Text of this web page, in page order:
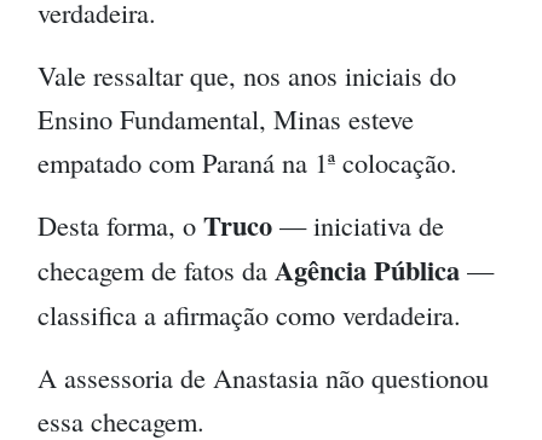
verdadeira.
Vale ressaltar que, nos anos iniciais do
Ensino Fundamental, Minas esteve
empatado com Paraná na 1ª colocação.
Desta forma, o Truco — iniciativa de
checagem de fatos da Agência Pública —
classifica a afirmação como verdadeira.
A assessoria de Anastasia não questionou
essa checagem.